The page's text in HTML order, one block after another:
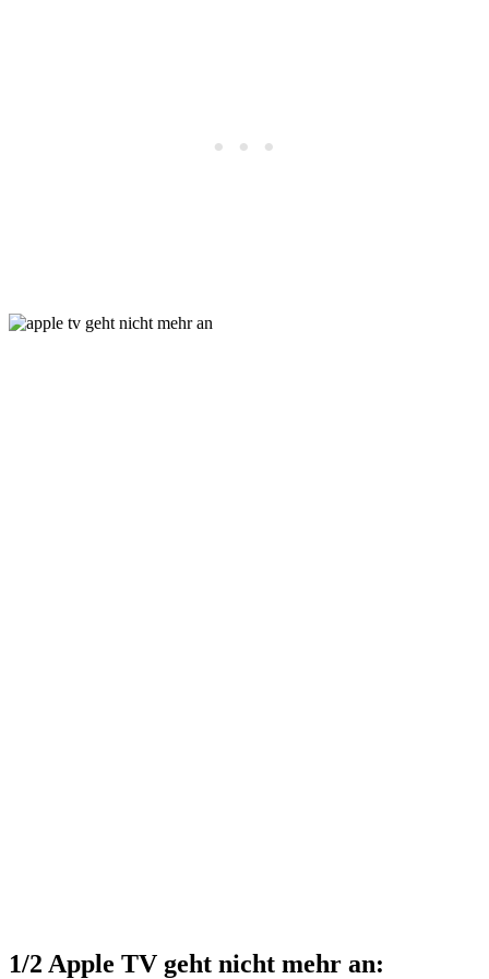
1/2 Apple TV geht nicht mehr an: